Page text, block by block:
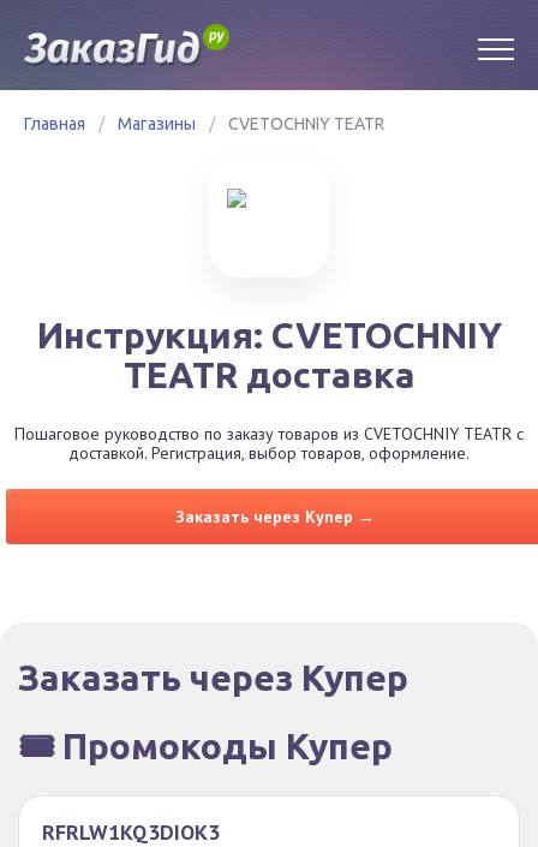
Главная / Магазины / CVETOCHNIY TEATR
Инструкция: CVETOCHNIY
TEATR доставка
Пошаговое руководство по заказу товаров из CVETOCHNIY TEATR с
доставкой. Регистрация, выбор товаров, оформление.
Заказать через Купер →
Заказать через Купер
🎟️ Промокоды Купер
RFRLW1KQ3DIOK3